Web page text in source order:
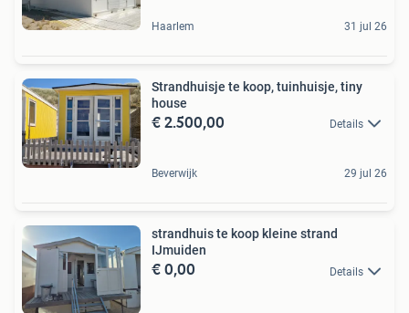
Haarlem 31 jul 26
Strandhuisje te koop, tuinhuisje, tiny
house
€ 2.500,00 Details
Beverwijk 29 jul 26
strandhuis te koop kleine strand
IJmuiden
€ 0,00 Details